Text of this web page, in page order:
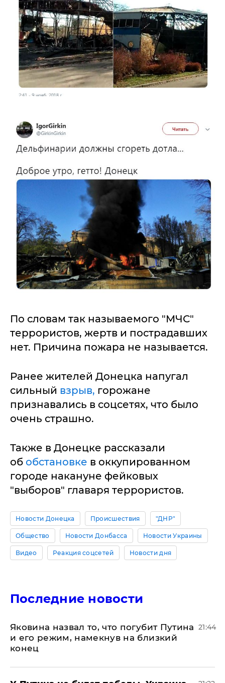
По словам так называемого "МЧС"
террористов, жертв и пострадавших
нет. Причина пожара не называется.
Ранее жителей Донецка напугал
сильный взрыв, горожане
признавались в соцсетях, что было
очень страшно.
Также в Донецке рассказали
об обстановке в оккупированном
городе накануне фейковых
"выборов" главаря террористов.
Новости Донецка Происшествия "ДНР"
Общество Новости Донбасса Новости Украины
Видео Реакция соцсетей Новости дня
Последние новости
Яковина назвал то, что погубит Путина
и его режим, намекнув на близкий
конец
21:44